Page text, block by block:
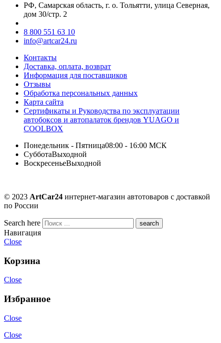
РФ, Самарская область, г. о. Тольятти, улица Северная,
дом 30/стр. 2
8 800 551 63 10
info@artcar24.ru
Контакты
Доставка, оплата, возврат
Информация для поставщиков
Отзывы
Обработка персональных данных
Карта сайта
Сертификаты и Руководства по эксплуатации
автобоксов и автопалаток брендов YUAGO и
COOLBOX
Понедельник - Пятница08:00 - 16:00 МСК
СубботаВыходной
ВоскресеньеВыходной
© 2023 ArtCar24 интернет-магазин автотоваров с доставкой
по России
Search here
Навигация
Close
Корзина
Close
Избранное
Close
Close